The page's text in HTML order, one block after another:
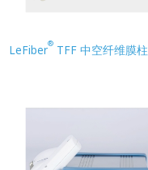
LeFiber® TFF 中空纤维膜柱